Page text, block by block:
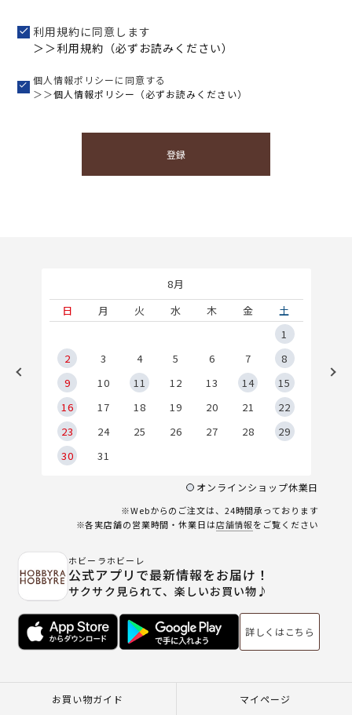
利用規約に同意します
＞＞利用規約（必ずお読みください）
個人情報ポリシーに同意する
＞＞個人情報ポリシー（必ずお読みください）
登録
8月
日
月 火 水 木 金
土
1
2
3 4 5 6 7
8
9
10 11 12 13 14
15
16
17 18 19 20 21
22
23
24 25 26 27 28
29
30
31
オンラインショップ休業日
※Webからのご注文は、24時間承っております
※各実店舗の営業時間・休業日は店舗情報をご覧ください
ホビーラホビーレ
公式アプリで最新情報をお届け！
サクサク見られて、楽しいお買い物♪
詳しくはこちら
お買い物ガイド マイページ